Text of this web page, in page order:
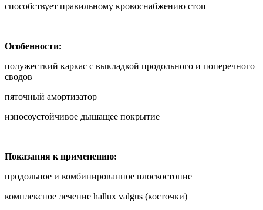
способствует правильному кровоснабжению стоп
Особенности:
полужесткий каркас с выкладкой продольного и поперечного
сводов
пяточный амортизатор
износоустойчивое дышащее покрытие
Показания к применению:
продольное и комбинированное плоскостопие
комплексное лечение hallux valgus (косточки)